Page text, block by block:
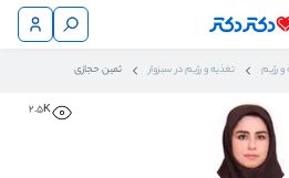
رژیم تغذیه و رژیم در سبزوار ثمین حجازی
2.5K